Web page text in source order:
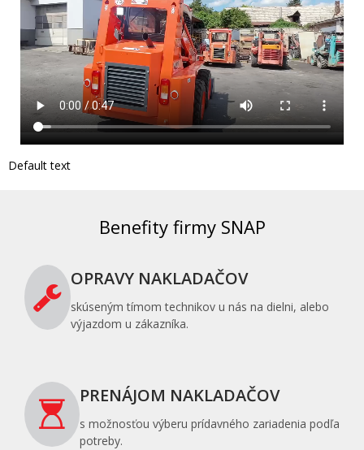
Default text
Benefity firmy SNAP
OPRAVY NAKLADAČOV
skúseným tímom technikov u nás na dielni, alebo
výjazdom u zákazníka.
PRENÁJOM NAKLADAČOV
s možnosťou výberu prídavného zariadenia podľa
potreby.